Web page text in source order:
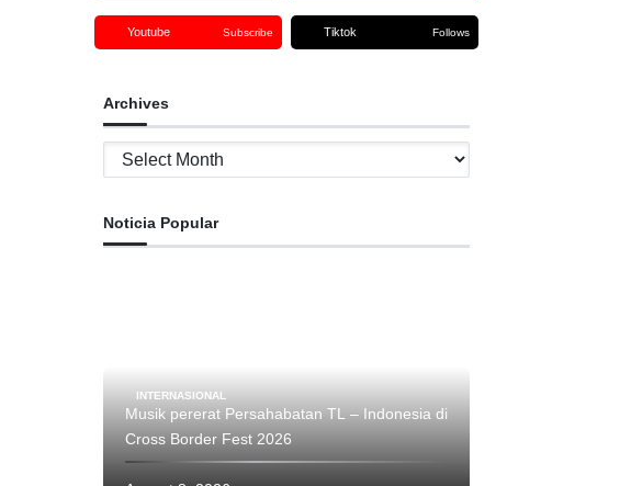
Youtube Subscribe Tiktok Follows
Archives
Archives
Noticia Popular
INTERNASIONAL
Musik pererat Persahabatan TL – Indonesia di